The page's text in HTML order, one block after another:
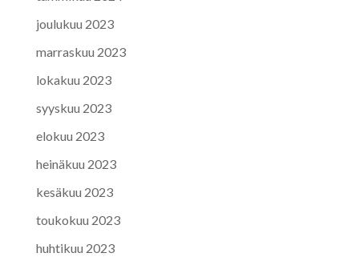
joulukuu 2023
marraskuu 2023
lokakuu 2023
syyskuu 2023
elokuu 2023
heinäkuu 2023
kesäkuu 2023
toukokuu 2023
huhtikuu 2023